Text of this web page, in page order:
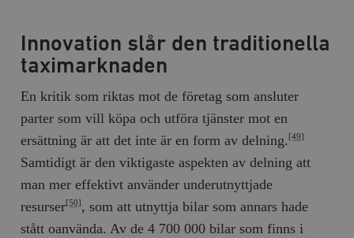
Innovation slår den traditionella
taximarknaden
En kritik som riktas mot de företag som ansluter
parter som vill köpa och utföra tjänster mot en
ersättning är att det inte är en form av delning. [49]
Samtidigt är den viktigaste aspekten av delning att
man mer effektivt använder underutnyttjade
resurser[50] , som att utnyttja bilar som annars hade
stått oanvända. Av de 4 700 000 bilar som finns i